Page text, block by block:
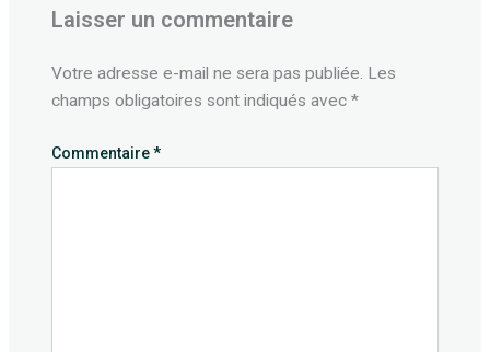
Laisser un commentaire
Votre adresse e-mail ne sera pas publiée. Les
champs obligatoires sont indiqués avec*
Commentaire*